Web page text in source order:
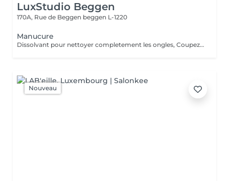
LuxStudio Beggen
170A, Rue de Beggen beggen L-1220
Manucure
Dissolvant pour nettoyer completement les ongles, Coupez et Modelez les ongles avec une lime, Mouillez les mains quelques minutes pour ramollir les cuticules, Pousses les Cuticules avec batone pour repousser doucement vers l'arrière et coupez les excès, Hydratez les Mains avec crème et les cuticules pour maintenir la peau douce, Appliquez une base transparent pour protéger les ongles. Attendez suffisamment de tempos pour sèche.
Nouveau